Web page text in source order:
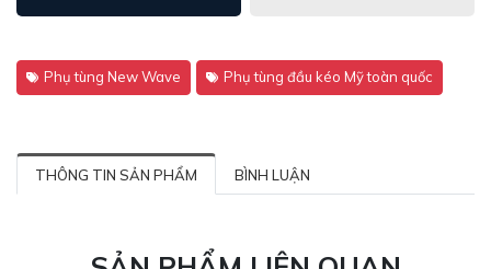
Phụ tùng New Wave Phụ tùng đầu kéo Mỹ toàn quốc
THÔNG TIN SẢN PHẨM BÌNH LUẬN